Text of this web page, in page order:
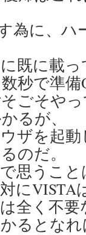
為に、
既に載
秒で準
ごそや
るが、
ザを起
のだ。
思うこと
にVISTA
全く不
るとな